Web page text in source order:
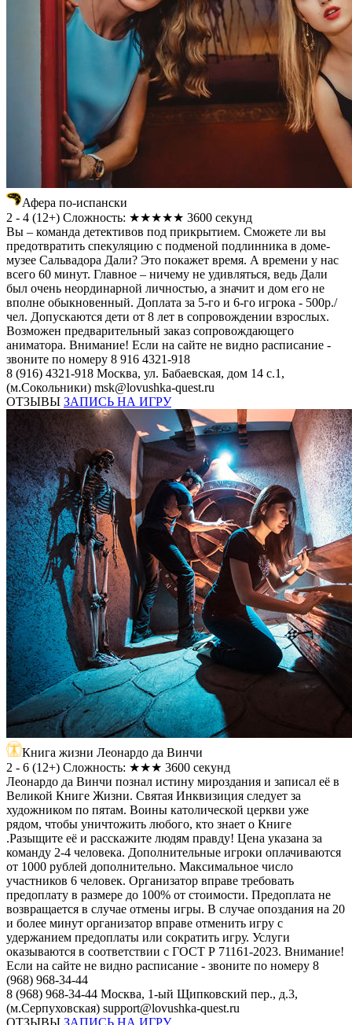
Афера по-испански
2 - 4 (12+) Сложность: ★★★★★ 3600 секунд
Вы – команда детективов под прикрытием. Сможете ли вы
предотвратить спекуляцию с подменой подлинника в доме-
музее Сальвадора Дали? Это покажет время. А времени у нас
всего 60 минут. Главное – ничему не удивляться, ведь Дали
был очень неординарной личностью, а значит и дом его не
вполне обыкновенный. Доплата за 5-го и 6-го игрока - 500р./
чел. Допускаются дети от 8 лет в сопровождении взрослых.
Возможен предварительный заказ сопровождающего
аниматора. Внимание! Если на сайте не видно расписание -
звоните по номеру 8 916 4321-918
8 (916) 4321-918 Москва, ул. Бабаевская, дом 14 с.1,
(м.Сокольники) msk@lovushka-quest.ru
ОТЗЫВЫ ЗАПИСЬ НА ИГРУ
Книга жизни Леонардо да Винчи
2 - 6 (12+) Сложность: ★★★ 3600 секунд
Леонардо да Винчи познал истину мироздания и записал её в
Великой Книге Жизни. Святая Инквизиция следует за
художником по пятам. Воины католической церкви уже
рядом, чтобы уничтожить любого, кто знает о Книге
.Разыщите её и расскажите людям правду! Цена указана за
команду 2-4 человека. Дополнительные игроки оплачиваются
от 1000 рублей дополнительно. Максимальное число
участников 6 человек. Организатор вправе требовать
предоплату в размере до 100% от стоимости. Предоплата не
возвращается в случае отмены игры. В случае опоздания на 20
и более минут организатор вправе отменить игру с
удержанием предоплаты или сократить игру. Услуги
оказываются в соответствии с ГОСТ Р 71161-2023. Внимание!
Если на сайте не видно расписание - звоните по номеру 8
(968) 968-34-44
8 (968) 968-34-44 Москва, 1-ый Щипковский пер., д.3,
(м.Серпуховская) support@lovushka-quest.ru
ОТЗЫВЫ ЗАПИСЬ НА ИГРУ